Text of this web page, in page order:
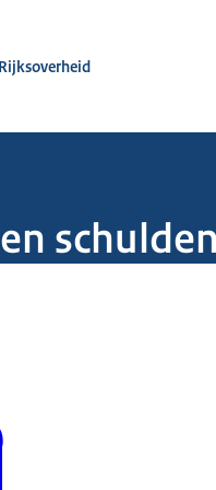
Rijksoverheid
schulden